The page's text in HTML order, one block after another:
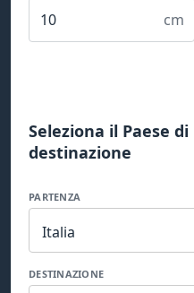
cm
Seleziona il Paese
destinazione
PARTENZA
Italia
DESTINAZIONE